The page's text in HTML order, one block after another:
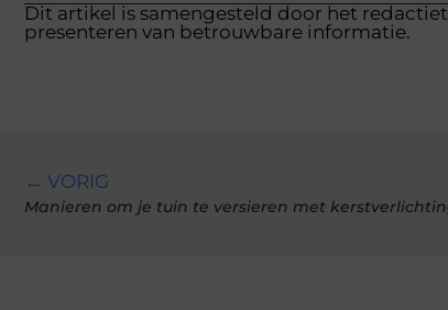
Dit artikel is samengesteld door het
presenteren van betrouwbare informatie.
← VORIG
Manieren om je tuin te versieren met